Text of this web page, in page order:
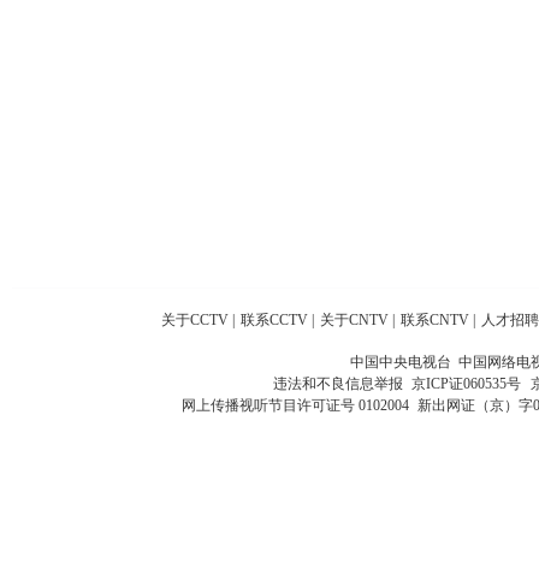
关于CCTV | 联系CCTV | 关于CNTV | 联系CNTV | 人才招聘
中国中央电视台 中国网络电
违法和不良信息举报 京ICP证060535号
网上传播视听节目许可证号 0102004 新出网证（京）